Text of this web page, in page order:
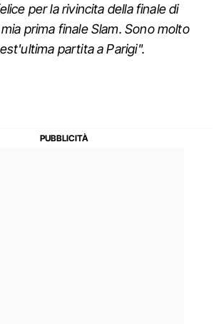
per la rivincita della finale di
prima finale Slam. Sono molto
partita a Parigi".